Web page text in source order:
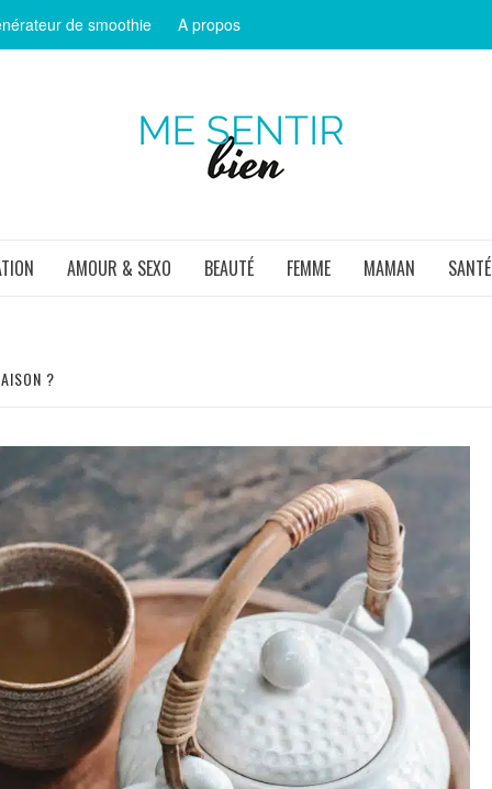
de smoothie A propos
AMOUR & SEXO BEAUTÉ FEMME MAMAN
?